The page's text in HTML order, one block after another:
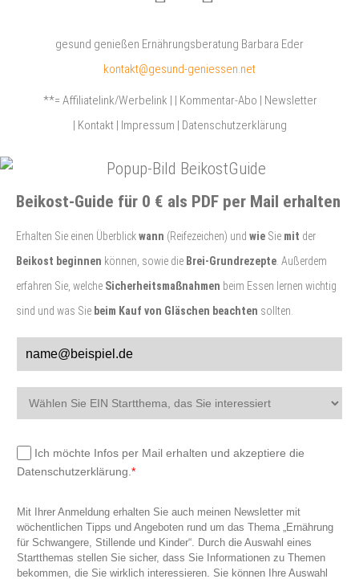
gesund genießen Ernährungsberatung Barbara Eder
kontakt@gesund-geniessen.net
**= Affiliatelink/Werbelink | | Kommentar-Abo | Newsletter
| Kontakt | Impressum | Datenschutzerklärung
Beikost-Guide für 0 € als PDF per Mail erhalten
Erhalten Sie einen Überblickwann (Reifezeichen) und wie Sie mit der
Beikost beginnen können, sowie die Brei-Grundrezepte . Außerdem
erfahren Sie, welche Sicherheitsmaßnahmen beim Essen lernen wichtig
sind und was Sie beim Kauf von Gläschen beachten sollten.
Ich möchte Infos per Mail erhalten und akzeptiere die
Datenschutzerklärung. *
Mit Ihrer Anmeldung erhalten Sie auch meinen Newsletter mit
wöchentlichen Tipps und Angeboten rund um das Thema „Ernährung
für Schwangere, Stillende und Kinder“. Durch die Auswahl eines
Startthemas stellen Sie sicher, dass Sie Informationen zu Themen
bekommen, die Sie wirklich interessieren. Sie können Ihre Auswahl